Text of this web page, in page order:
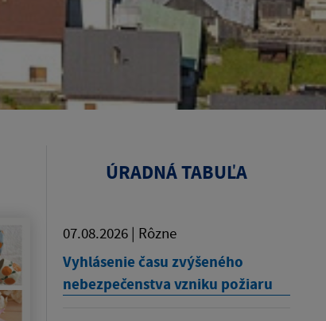
ÚRADNÁ TABUĽA
07.08.2026 | Rôzne
Vyhlásenie času zvýšeného
nebezpečenstva vzniku požiaru